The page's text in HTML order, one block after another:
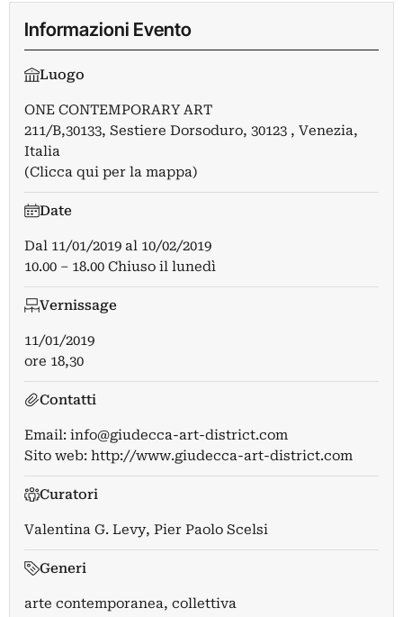
Informazioni Evento
Luogo
ONE CONTEMPORARY ART
211/B,30133, Sestiere Dorsoduro, 30123 , Venezia,
Italia
(Clicca qui per la mappa)
Date
Dal 11/01/2019 al 10/02/2019
10.00 – 18.00 Chiuso il lunedì
Vernissage
11/01/2019
ore 18,30
Contatti
Email: info@giudecca-art-district.com
Sito web: http://www.giudecca-art-district.com
Curatori
Valentina G. Levy, Pier Paolo Scelsi
Generi
arte contemporanea, collettiva